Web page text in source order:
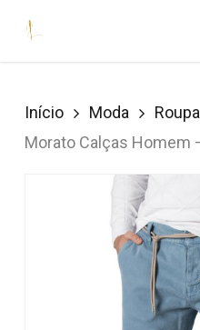
Início Moda Roupa
Morato Calças Homem